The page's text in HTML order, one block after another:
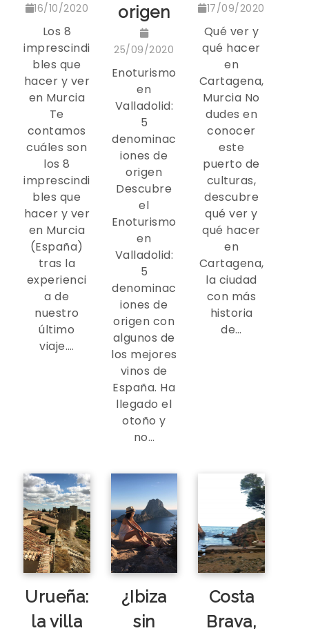
16/10/2020
Los 8
imprescindi
bles que
hacer y ver
en Murcia
Te
contamos
cuáles son
los 8
imprescindi
bles que
hacer y ver
en Murcia
(España)
tras la
experienci
a de
nuestro
último
viaje.…
origen
25/09/2020
Enoturismo
en
Valladolid:
5
denominac
iones de
origen
Descubre
el
Enoturismo
en
Valladolid:
5
denominac
iones de
origen con
algunos de
los mejores
vinos de
España. Ha
llegado el
otoño y
no…
17/09/2020
Qué ver y
qué hacer
en
Cartagena,
Murcia No
dudes en
conocer
este
puerto de
culturas,
descubre
qué ver y
qué hacer
en
Cartagena,
la ciudad
con más
historia
de…
Urueña:
la villa
¿Ibiza
sin
Costa
Brava,